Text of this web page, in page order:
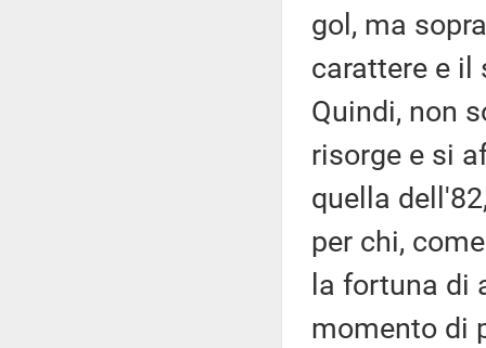
gol, ma
carattere e il
Quindi, non
risorge e si
quella
per chi,
la fortuna di
momento di